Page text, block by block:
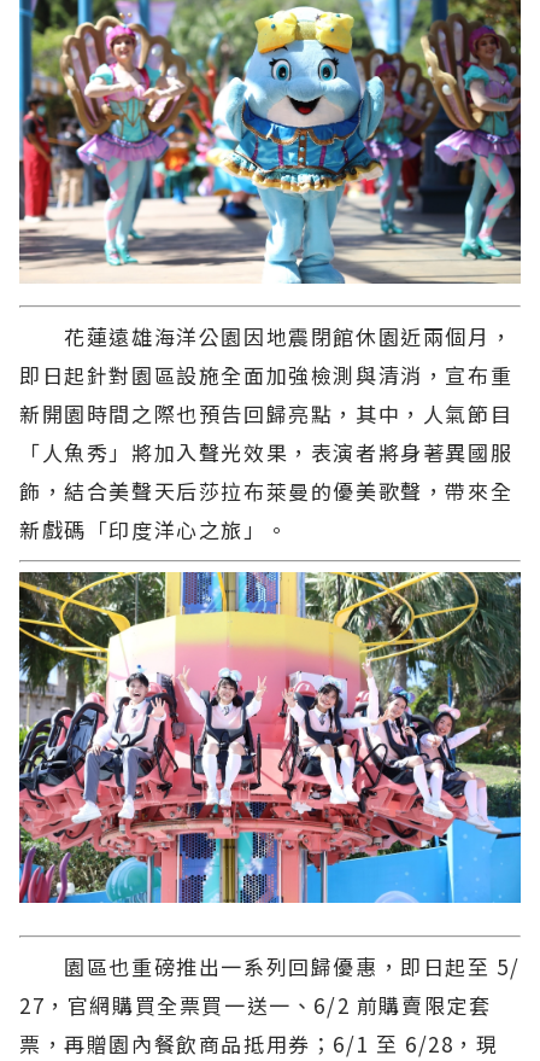
花蓮遠雄海洋公園因地震閉館休園近兩個月，
即日起針對園區設施全面加強檢測與清消，宣布重
新開園時間之際也預告回歸亮點，其中，人氣節目
「人魚秀」將加入聲光效果，表演者將身著異國服
飾，結合美聲天后莎拉布萊曼的優美歌聲，帶來全
新戲碼「印度洋心之旅」。
園區也重磅推出一系列回歸優惠，即日起至 5/
27，官網購買全票買一送一、6/2 前購賣限定套
票，再贈園內餐飲商品抵用券；6/1 至 6/28，現